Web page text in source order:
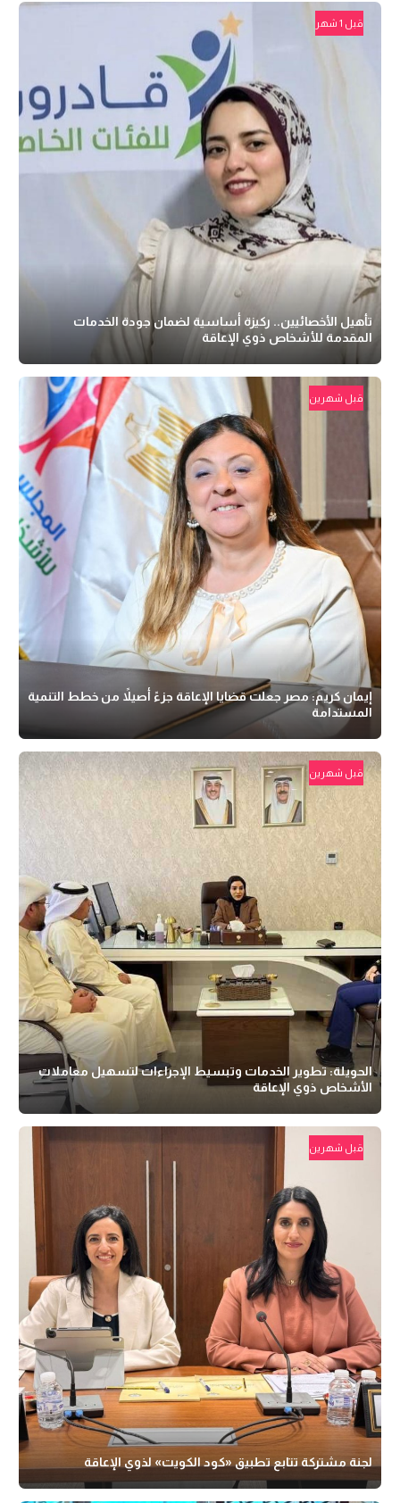
قبل 1 شهر
تأهيل الأخصائيين.. ركيزة أساسية لضمان جودة الخدمات
المقدمة للأشخاص ذوي الإعاقة
قبل شهرين
إيمان كريم: مصر جعلت قضايا الإعاقة جزءً أصيلاً من خطط التنمية
المستدامة
قبل شهرين
الحويلة: تطوير الخدمات وتبسيط الإجراءات لتسهيل معاملات
الأشخاص ذوي الإعاقة
قبل شهرين
لجنة مشتركة تتابع تطبيق «كود الكويت» لذوي الإعاقة